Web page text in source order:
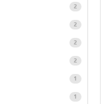
2
2
2
2
1
1